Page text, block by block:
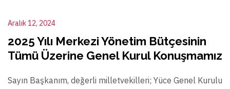
Aralık 12, 2024
2025 Yılı Merkezi Yönetim Bütçesinin
Tümü Üzerine Genel Kurul Konuşmamız
Sayın Başkanım, değerli milletvekilleri; Yüce Genel Kurulu